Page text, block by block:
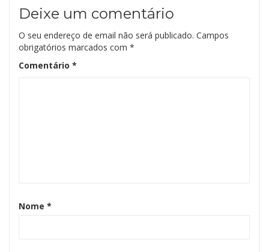
Deixe um comentário
O seu endereço de email não será publicado. Campos
obrigatórios marcados com *
Comentário *
Nome *